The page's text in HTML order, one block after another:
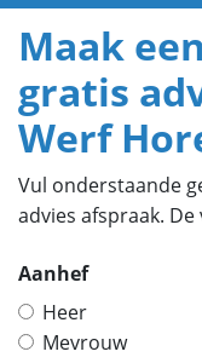
Maak
gratis
Werf
Vul onderstaande
advies afspraak.
Aanhef
Heer
Mevrouw